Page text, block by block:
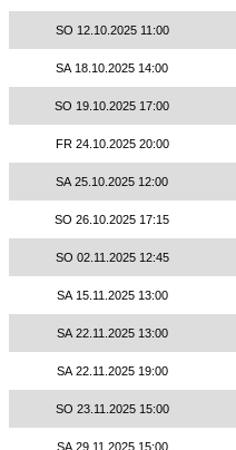
SO 12.10.2025 11:00
SA 18.10.2025 14:00
SO 19.10.2025 17:00
FR 24.10.2025 20:00
SA 25.10.2025 12:00
SO 26.10.2025 17:15
SO 02.11.2025 12:45
SA 15.11.2025 13:00
SA 22.11.2025 13:00
SA 22.11.2025 19:00
SO 23.11.2025 15:00
SA 29.11.2025 15:00